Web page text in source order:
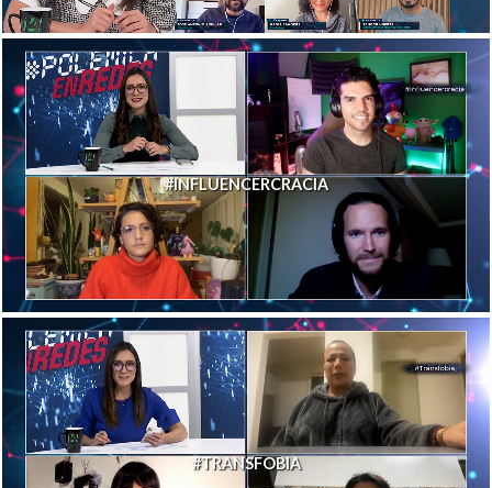
#INFLUENCERCRACIA
#TRANSFOBIA